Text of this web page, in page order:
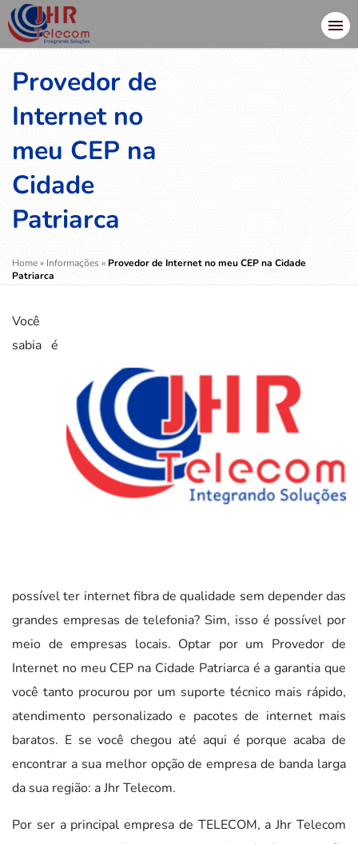
Provedor de
Internet no
meu CEP na
Cidade
Patriarca
Home» Informações » Provedor de Internet no meu CEP na Cidade
Patriarca
Você
sabia é
possível ter internet fibra de qualidade sem depender das
grandes empresas de telefonia? Sim, isso é possível por
meio de empresas locais. Optar por um Provedor de
Internet no meu CEP na Cidade Patriarca é a garantia que
você tanto procurou por um suporte técnico mais rápido,
atendimento personalizado e pacotes de internet mais
baratos. E se você chegou até aqui é porque acaba de
encontrar a sua melhor opção de empresa de banda larga
da sua região: a Jhr Telecom.
Por ser a principal empresa de TELECOM, a Jhr Telecom